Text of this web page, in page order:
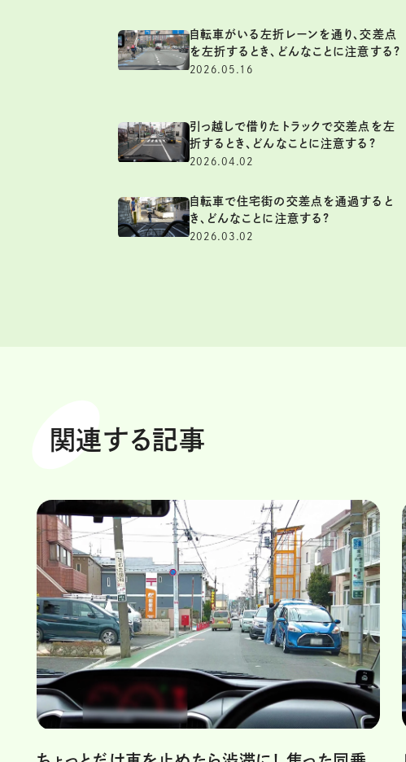
自転車がいる左折レーンを通り、交差点
を左折するとき、どんなことに注意する?
2026.05.16
引っ越しで借りたトラックで交差点を左
折するとき、どんなことに注意する?
2026.04.02
自転車で住宅街の交差点を通過すると
き、どんなことに注意する?
2026.03.02
関連する記事